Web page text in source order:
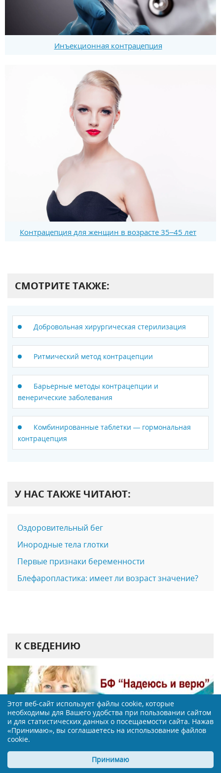
Инъекционная контрацепция
Контрацепция для женщин в возрасте 35–45 лет
СМОТРИТЕ ТАКЖЕ:
Добровольная хирургическая стерилизация
Ритмический метод контрацепции
Барьерные методы контрацепции и
венерические заболевания
Комбинированные таблетки — гормональная
контрацепция
У НАС ТАКЖЕ ЧИТАЮТ:
Оздоровительный бег
Инородные тела глотки
Первые признаки беременности
Блефаропластика: имеет ли возраст значение?
К СВЕДЕНИЮ
Этот веб-сайт использует файлы cookie, которые
необходимы для Вашего удобства при пользовании сайтом
и для статистических данных о посещаемости сайта. Нажав
«Принимаю», вы соглашаетесь на использование файлов
cookie.
Принимаю